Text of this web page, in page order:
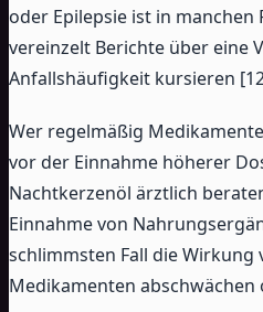
oder Epilepsie ist in manchen
vereinzelt Berichte über eine
Anfallshäufigkeit kursieren
Wer regelmäßig
vor der Einnahme höherer
Nachtkerzenöl ärztlich
Einnahme von
schlimmsten Fall die Wirkung
Medikamenten abschwächen